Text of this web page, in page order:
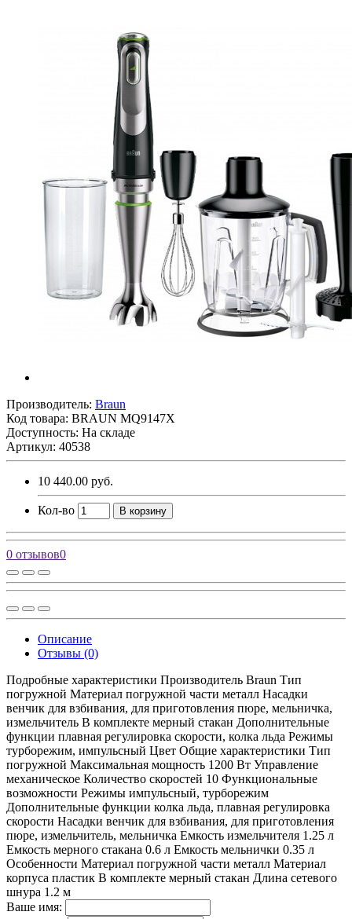
Производитель: Braun
Код товара: BRAUN MQ9147X
Доступность: На складе
Артикул: 40538
10 440.00 руб.
Кол-во В корзину
0 отзывов0
Описание
Отзывы (0)
Подробные характеристики Производитель Braun Тип
погружной Материал погружной части металл Насадки
венчик для взбивания, для приготовления пюре, мельничка,
измельчитель В комплекте мерный стакан Дополнительные
функции плавная регулировка скорости, колка льда Режимы
турборежим, импульсный Цвет Общие характеристики Тип
погружной Максимальная мощность 1200 Вт Управление
механическое Количество скоростей 10 Функциональные
возможности Режимы импульсный, турборежим
Дополнительные функции колка льда, плавная регулировка
скорости Насадки венчик для взбивания, для приготовления
пюре, измельчитель, мельничка Емкость измельчителя 1.25 л
Емкость мерного стакана 0.6 л Емкость мельнички 0.35 л
Особенности Материал погружной части металл Материал
корпуса пластик В комплекте мерный стакан Длина сетевого
шнура 1.2 м
Ваше имя: